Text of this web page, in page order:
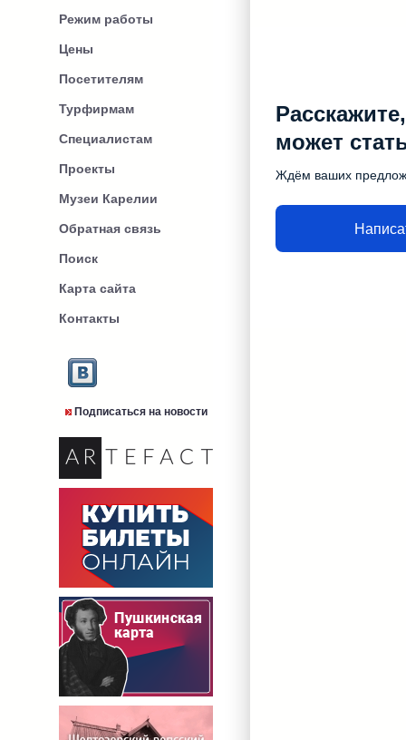
Режим работы
Цены
Посетителям
Турфирмам
Специалистам
Проекты
Музеи Карелии
Обратная связь
Поиск
Карта сайта
Контакты
Подписаться на новости
может
Ждём ваших